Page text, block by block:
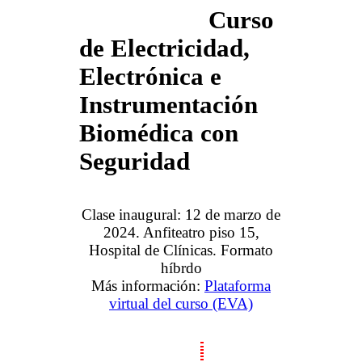
Curso
de Electricidad,
Electrónica e
Instrumentación
Biomédica con
Seguridad
Clase inaugural: 12 de marzo de
2024. Anfiteatro piso 15,
Hospital de Clínicas. Formato
híbrdo
Más información: Plataforma
virtual del curso (EVA)